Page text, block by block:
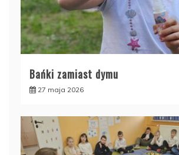
Bańki zamiast dymu
27 maja 2026